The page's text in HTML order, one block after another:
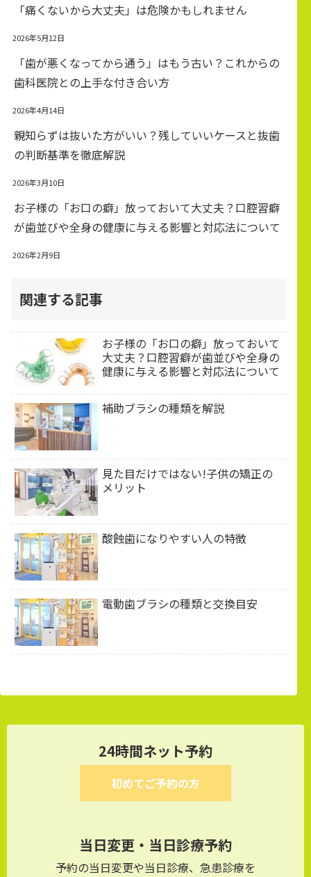
「痛くないから大丈夫」は危険かもしれません
2026年5月12日
「歯が悪くなってから通う」はもう古い？これからの
歯科医院との上手な付き合い方
2026年4月14日
親知らずは抜いた方がいい？残していいケースと抜歯
の判断基準を徹底解説
2026年3月10日
お子様の「お口の癖」放っておいて大丈夫？口腔習癖
が歯並びや全身の健康に与える影響と対応法について
2026年2月9日
関連する記事
お子様の「お口の癖」放っておいて
大丈夫？口腔習癖が歯並びや全身の
健康に与える影響と対応法について
補助ブラシの種類を解説
見た目だけではない!子供の矯正の
メリット
酸蝕歯になりやすい人の特徴
電動歯ブラシの種類と交換目安
24時間ネット予約
初めてご予約の方
当日変更・当日診療予約
予約の当日変更や当日診療、急患診療を